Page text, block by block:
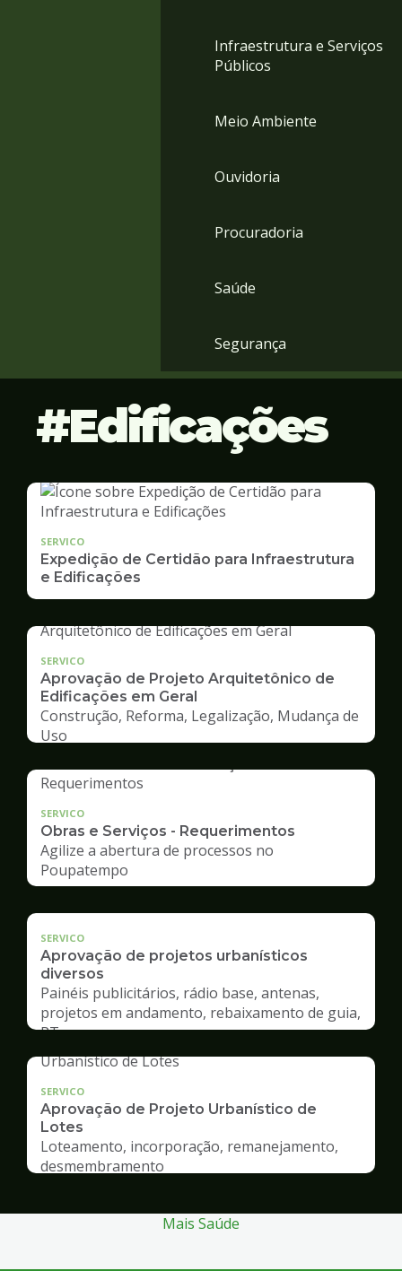
Infraestrutura e Serviços
Públicos
Meio Ambiente
Ouvidoria
Procuradoria
Saúde
Segurança
Edificações
SERVICO
Expedição de Certidão para Infraestrutura
e Edificações
SERVICO
Aprovação de Projeto Arquitetônico de
Edificações em Geral
Construção, Reforma, Legalização, Mudança de
Uso
SERVICO
Obras e Serviços - Requerimentos
Agilize a abertura de processos no
Poupatempo
SERVICO
Aprovação de projetos urbanísticos
diversos
Painéis publicitários, rádio base, antenas,
projetos em andamento, rebaixamento de guia,
RT
SERVICO
Aprovação de Projeto Urbanístico de
Lotes
Loteamento, incorporação, remanejamento,
desmembramento
Mais Saúde